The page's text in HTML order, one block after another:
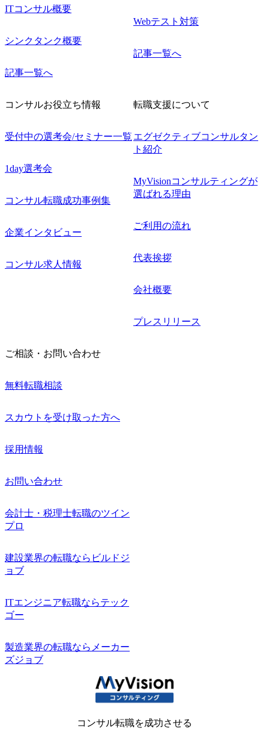
ITコンサル概要
シンクタンク概要
記事一覧へ
Webテスト対策
記事一覧へ
コンサルお役立ち情報
受付中の選考会/セミナー一覧
1day選考会
コンサル転職成功事例集
企業インタビュー
コンサル求人情報
転職支援について
エグゼクティブコンサルタン
ト紹介
MyVisionコンサルティングが
選ばれる理由
ご利用の流れ
代表挨拶
会社概要
プレスリリース
ご相談・お問い合わせ
無料転職相談
スカウトを受け取った方へ
採用情報
お問い合わせ
会計士・税理士転職のツイン
プロ
建設業界の転職ならビルドジ
ョブ
ITエンジニア転職ならテック
ゴー
製造業界の転職ならメーカー
ズジョブ
コンサル転職を成功させる